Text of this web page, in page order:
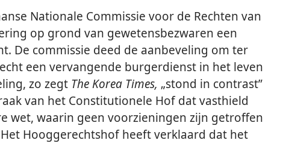
Nationale Commissie voor de Rechten van
op grond van gewetensbezwaren een
De commissie deed de aanbeveling om ter
een vervangende burgerdienst in het leven
zo zegt The Korea Times, „stond in contrast”
van het Constitutionele Hof dat vasthield
wet, waarin geen voorzieningen zijn getroffen
Hooggerechtshof heeft verklaard dat het